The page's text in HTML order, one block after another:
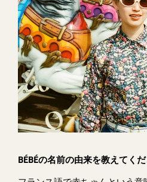
BÉBÉの名前の由来を教えてくだ